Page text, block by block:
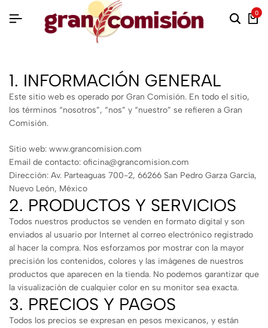
0
1. INFORMACIÓN GENERAL
Este sitio web es operado por Gran Comisión. En todo el sitio,
los términos “nosotros”, “nos” y “nuestro” se refieren a Gran
Comisión.
Sitio web: www.grancomision.com
Email de contacto: oficina@grancomision.com
Dirección: Av. Parteaguas 700-2, 66266 San Pedro Garza García,
Nuevo León, México
2. PRODUCTOS Y SERVICIOS
Todos nuestros productos se venden en formato digital y son
enviados al usuario por Internet al correo electrónico registrado
al hacer la compra. Nos esforzamos por mostrar con la mayor
precisión los contenidos, colores y las imágenes de nuestros
productos que aparecen en la tienda. No podemos garantizar que
la visualización de cualquier color en su monitor sea exacta.
3. PRECIOS Y PAGOS
Todos los precios se expresan en pesos mexicanos, y están